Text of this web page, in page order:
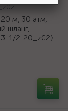
20 м, 30 атм,
шланг,
1/2-20_z02}